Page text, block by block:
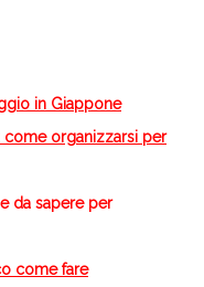
in Giappone
come organizzarsi per
da sapere per
come fare